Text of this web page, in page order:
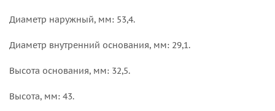
Диаметр наружный, мм: 53,4.
Диаметр внутренний основания, мм: 29,1.
Высота основания, мм: 32,5.
Высота, мм: 43.